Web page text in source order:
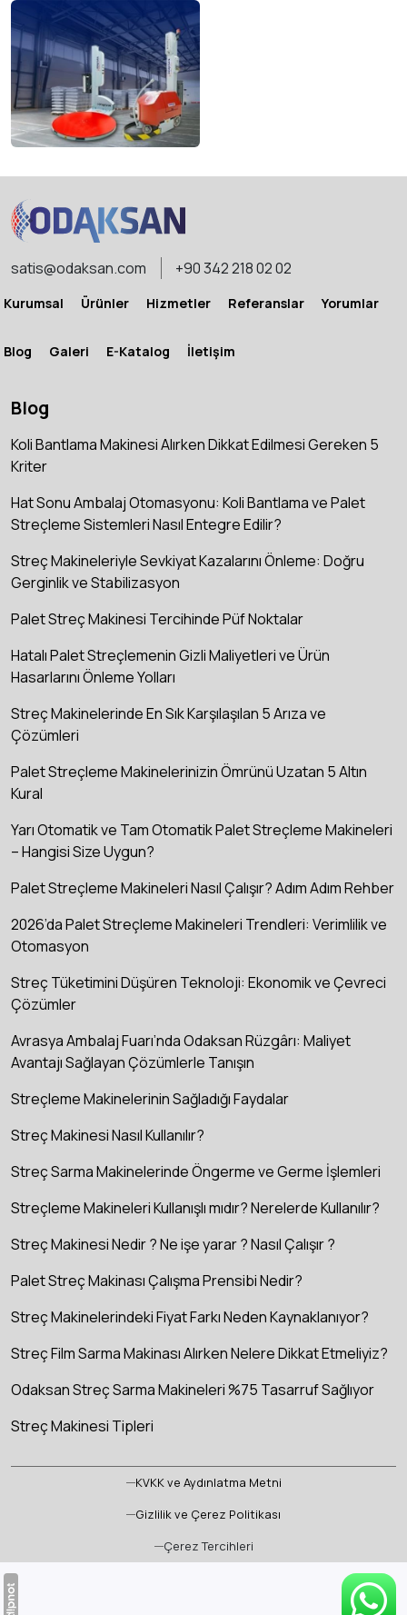
satis@odaksan.com +90 342 218 02 02
Kurumsal Ürünler Hizmetler Referanslar Yorumlar
Blog Galeri E-Katalog İletişim
Blog
Koli Bantlama Makinesi Alırken Dikkat Edilmesi Gereken 5
Kriter
Hat Sonu Ambalaj Otomasyonu: Koli Bantlama ve Palet
Streçleme Sistemleri Nasıl Entegre Edilir?
Streç Makineleriyle Sevkiyat Kazalarını Önleme: Doğru
Gerginlik ve Stabilizasyon
Palet Streç Makinesi Tercihinde Püf Noktalar
Hatalı Palet Streçlemenin Gizli Maliyetleri ve Ürün
Hasarlarını Önleme Yolları
Streç Makinelerinde En Sık Karşılaşılan 5 Arıza ve
Çözümleri
Palet Streçleme Makinelerinizin Ömrünü Uzatan 5 Altın
Kural
Yarı Otomatik ve Tam Otomatik Palet Streçleme Makineleri
– Hangisi Size Uygun?
Palet Streçleme Makineleri Nasıl Çalışır? Adım Adım Rehber
2026’da Palet Streçleme Makineleri Trendleri: Verimlilik ve
Otomasyon
Streç Tüketimini Düşüren Teknoloji: Ekonomik ve Çevreci
Çözümler
Avrasya Ambalaj Fuarı’nda Odaksan Rüzgârı: Maliyet
Avantajı Sağlayan Çözümlerle Tanışın
Streçleme Makinelerinin Sağladığı Faydalar
Streç Makinesi Nasıl Kullanılır?
Streç Sarma Makinelerinde Öngerme ve Germe İşlemleri
Streçleme Makineleri Kullanışlı mıdır? Nerelerde Kullanılır?
Streç Makinesi Nedir ? Ne işe yarar ? Nasıl Çalışır ?
Palet Streç Makinası Çalışma Prensibi Nedir?
Streç Makinelerindeki Fiyat Farkı Neden Kaynaklanıyor?
Streç Film Sarma Makinası Alırken Nelere Dikkat Etmeliyiz?
Odaksan Streç Sarma Makineleri %75 Tasarruf Sağlıyor
Streç Makinesi Tipleri
KVKK ve Aydınlatma Metni
Gizlilik ve Çerez Politikası
Çerez Tercihleri